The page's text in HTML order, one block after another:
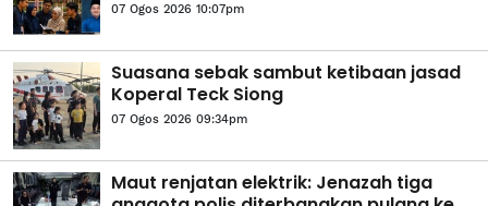
07 Ogos 2026 10:07pm
Suasana sebak sambut ketibaan jasad
Koperal Teck Siong
07 Ogos 2026 09:34pm
Maut renjatan elektrik: Jenazah tiga